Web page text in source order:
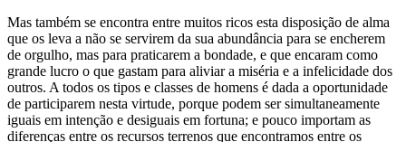
Mas também se encontra entre muitos ricos esta disposição de alma
que os leva a não se servirem da sua abundância para se encherem
de orgulho, mas para praticarem a bondade, e que encaram como
grande lucro o que gastam para aliviar a miséria e a infelicidade dos
outros. A todos os tipos e classes de homens é dada a oportunidade
de participarem nesta virtude, porque podem ser simultaneamente
iguais em intenção e desiguais em fortuna; e pouco importam as
diferenças entre os recursos terrenos que encontramos entre os